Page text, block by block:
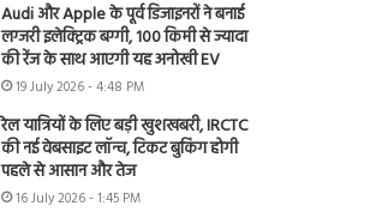
Audi और Apple के पूर्व डिजाइनरों ने बनाई
लग्जरी इलेक्ट्रिक बग्गी, 100 किमी से ज्यादा
की रेंज के साथ आएगी यह अनोखी EV
19 July 2026 - 4:48 PM
रेल यात्रियों के लिए बड़ी खुशखबरी, IRCTC
की नई वेबसाइट लॉन्च, टिकट बुकिंग होगी
पहले से आसान और तेज
16 July 2026 - 1:45 PM